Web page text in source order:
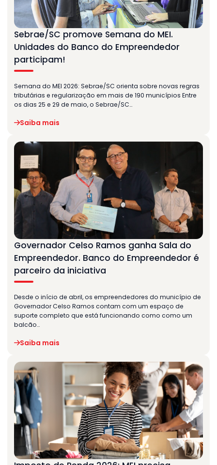
Sebrae/SC promove Semana do MEI.
Unidades do Banco do Empreendedor
participam!
Semana do MEI 2026: Sebrae/SC orienta sobre novas regras
tributárias e regularização em mais de 190 municípios Entre
os dias 25 e 29 de maio, o Sebrae/SC…
Saiba mais
Governador Celso Ramos ganha Sala do
Empreendedor. Banco do Empreendedor é
parceiro da iniciativa
Desde o início de abril, os empreendedores do município de
Governador Celso Ramos contam com um espaço de
suporte completo que está funcionando como como um
balcão…
Saiba mais